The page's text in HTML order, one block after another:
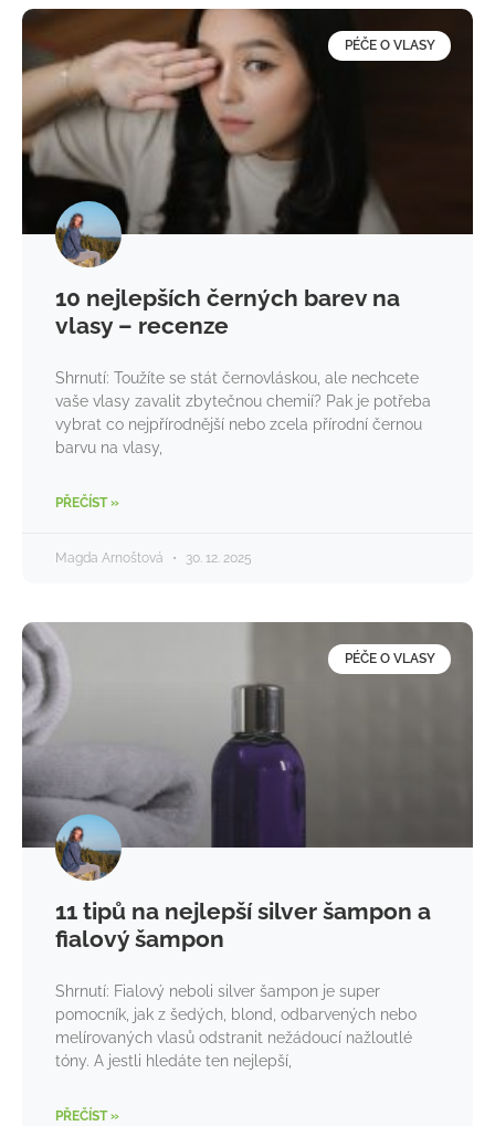
PÉČE O VLASY
10 nejlepších černých barev na
vlasy – recenze
Shrnutí: Toužíte se stát černovláskou, ale nechcete
vaše vlasy zavalit zbytečnou chemií? Pak je potřeba
vybrat co nejpřírodnější nebo zcela přírodní černou
barvu na vlasy,
PŘEČÍST »
Magda Arnoštová 30. 12. 2025
PÉČE O VLASY
11 tipů na nejlepší silver šampon a
fialový šampon
Shrnutí: Fialový neboli silver šampon je super
pomocník, jak z šedých, blond, odbarvených nebo
melírovaných vlasů odstranit nežádoucí nažloutlé
tóny. A jestli hledáte ten nejlepší,
PŘEČÍST »